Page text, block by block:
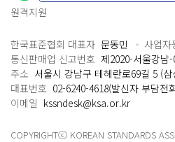
원격지원
한국표준협회 대표자 문동민 사업자
통신판매업 신고번호 제2020-서울강남-
주소 서울시 강남구 테헤란로69길 5 (
대표번호 02-6240-4618(발신자 부담전
이메일 kssndesk@ksa.or.kr
COPYRIGHTⓒ KOREAN STANDARDS